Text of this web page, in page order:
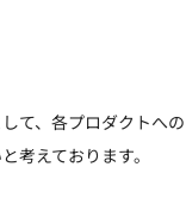
て、各プロダクトへの
考えております。